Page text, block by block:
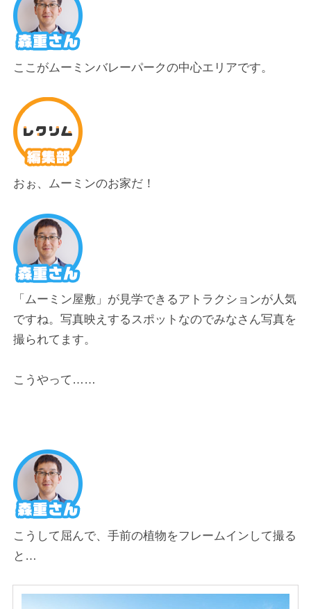
ここがムーミンバレーパークの中心エリアです。
おぉ、ムーミンのお家だ！
「ムーミン屋敷」が見学できるアトラクションが人気
ですね。写真映えするスポットなのでみなさん写真を
撮られてます。
こうやって……
こうして屈んで、手前の植物をフレームインして撮る
と…